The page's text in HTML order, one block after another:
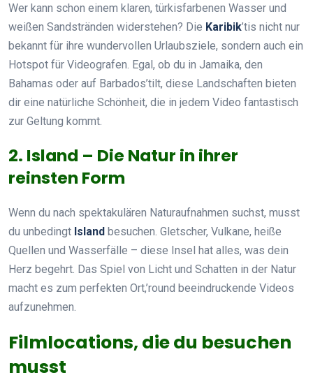
Wer kann schon einem klaren, türkisfarbenen Wasser und
weißen Sandstränden widerstehen? Die Karibik’tis nicht nur
bekannt für ihre wundervollen Urlaubsziele, sondern auch ein
Hotspot für Videografen. Egal, ob du in Jamaika, den
Bahamas oder auf Barbados’tilt, diese Landschaften bieten
dir eine natürliche Schönheit, die in jedem Video fantastisch
zur Geltung kommt.
2. Island – Die Natur in ihrer
reinsten Form
Wenn du nach spektakulären Naturaufnahmen suchst, musst
du unbedingt Island besuchen. Gletscher, Vulkane, heiße
Quellen und Wasserfälle – diese Insel hat alles, was dein
Herz begehrt. Das Spiel von Licht und Schatten in der Natur
macht es zum perfekten Ort,’round beeindruckende Videos
aufzunehmen.
Filmlocations, die du besuchen
musst